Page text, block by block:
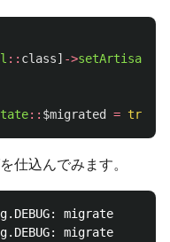
:: class] ->setArtisan
:: $migrated = true
仕込んでみます。
migrate
migrate